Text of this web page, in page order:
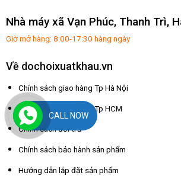
Nhà máy xã Vạn Phúc, Thanh Trì,
Giờ mở hàng: 8:00-17:30 hàng ngày
Về dochoixuatkhau.vn
Chính sách giao hàng Tp Hà Nội
Chính sách giao hàng Tp HCM
Chính sách đổi trả
Chính sách bảo hành sản phẩm
Hướng dẫn lắp đặt sản phẩm
CALL NOW